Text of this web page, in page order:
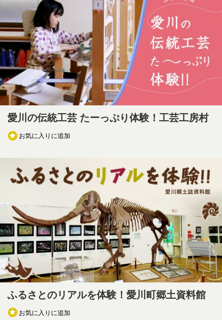
愛川の伝統工芸 たーっぷり体験！工芸工房村
お気に入りに追加
ふるさとのリアルを体験！愛川町郷土資料館
お気に入りに追加